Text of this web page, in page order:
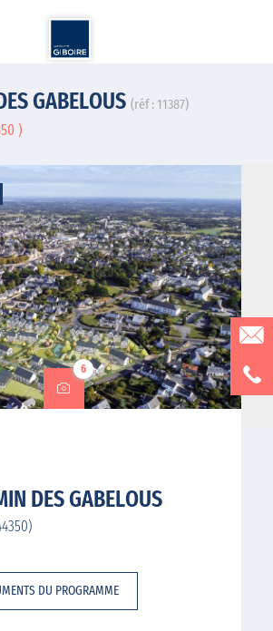
GABELOUS (réf : 11387)
)
6
DES GABELOUS
DU PROGRAMME